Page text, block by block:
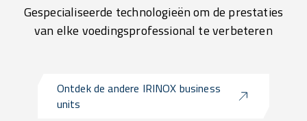
Gespecialiseerde technologieën om de prestaties
van elke voedingsprofessional te verbeteren
Ontdek de andere IRINOX business
units